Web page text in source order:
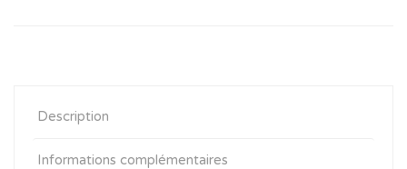
Description
Informations complémentaires